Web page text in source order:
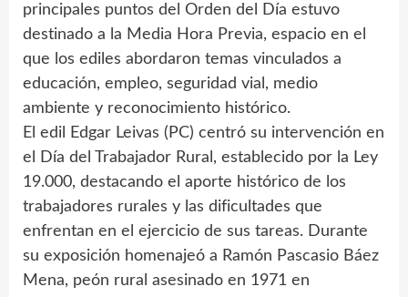
principales puntos del Orden del Día estuvo
destinado a la Media Hora Previa, espacio en el
que los ediles abordaron temas vinculados a
educación, empleo, seguridad vial, medio
ambiente y reconocimiento histórico.
El edil Edgar Leivas (PC) centró su intervención en
el Día del Trabajador Rural, establecido por la Ley
19.000, destacando el aporte histórico de los
trabajadores rurales y las dificultades que
enfrentan en el ejercicio de sus tareas. Durante
su exposición homenajeó a Ramón Pascasio Báez
Mena, peón rural asesinado en 1971 en